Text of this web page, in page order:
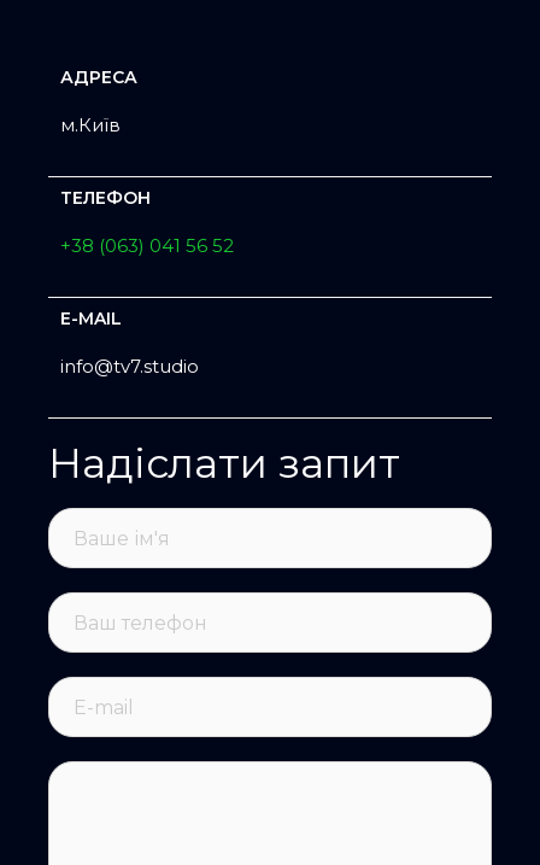
АДРЕСА
м.Київ
ТЕЛЕФОН
+38 (063) 041 56 52
E-MAIL
info@tv7.studio
Надіслати запит